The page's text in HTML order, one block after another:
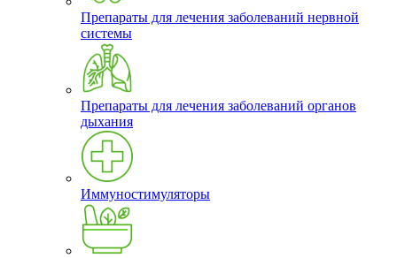
Препараты для лечения заболеваний нервной
системы
Препараты для лечения заболеваний органов
дыхания
Иммуностимуляторы